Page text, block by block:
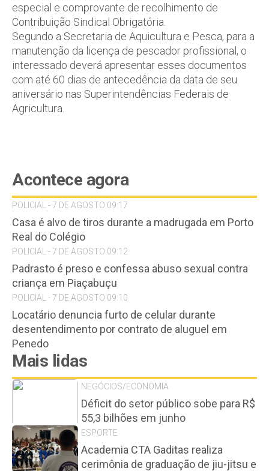
especial e comprovante de recolhimento de
Contribuição Sindical Obrigatória.
Segundo a Secretaria de Aquicultura e Pesca, para a
manutenção da licença de pescador profissional, o
interessado deverá apresentar esses documentos
com até 60 dias de antecedência da data de seu
aniversário nas Superintendências Federais de
Agricultura.
Acontece agora
POLICIAL - 7 DE AGOSTO 09:17
Casa é alvo de tiros durante a madrugada em Porto
Real do Colégio
POLICIAL - 7 DE AGOSTO 09:12
Padrasto é preso e confessa abuso sexual contra
criança em Piaçabuçu
POLICIAL - 7 DE AGOSTO 09:10
Locatário denuncia furto de celular durante
desentendimento por contrato de aluguel em
Penedo
Mais lidas
NEGÓCIOS/ECONOMIA
Déficit do setor público sobe para R$
55,3 bilhões em junho
ESPORTE
Academia CTA Gaditas realiza
cerimônia de graduação de jiu-jitsu e